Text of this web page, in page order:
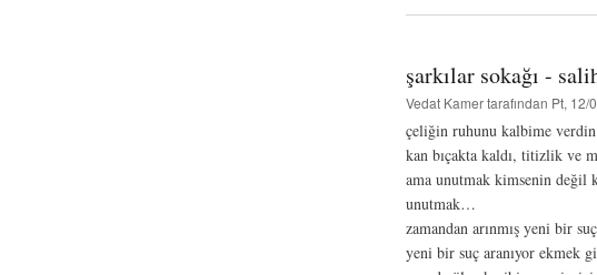
şarkılar sokağı -
Vedat Kamertarafından Pt, 12/
çeliğin ruhunu kalbime verdin
kan bıçakta kaldı, titizlik ve
ama unutmak kimsenin değil
unutmak…
zamandan arınmış yeni bir suç
yeni bir suç aranıyor ekmek